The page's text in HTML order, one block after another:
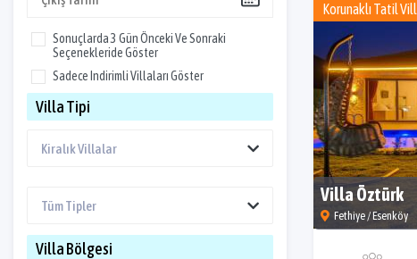
Sonuçlarda 3 Gün Önceki Ve Sonraki
Seçenekleride Göster
Sadece Indirimli Villaları Göster
Villa Tipi
Villa Bölgesi
Korunaklı Tatil
Villa Öztürk
Fethiye / Esenköy